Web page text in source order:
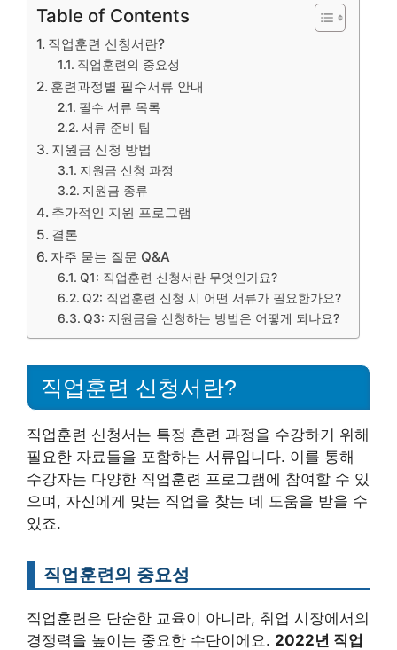
Table of Contents
직업훈련 신청서란?
직업훈련의 중요성
훈련과정별 필수서류 안내
필수 서류 목록
서류 준비 팁
지원금 신청 방법
지원금 신청 과정
지원금 종류
추가적인 지원 프로그램
결론
자주 묻는 질문 Q&A
Q1: 직업훈련 신청서란 무엇인가요?
Q2: 직업훈련 신청 시 어떤 서류가 필요한가요?
Q3: 지원금을 신청하는 방법은 어떻게 되나요?
직업훈련 신청서란?
직업훈련 신청서는 특정 훈련 과정을 수강하기 위해
필요한 자료들을 포함하는 서류입니다. 이를 통해
수강자는 다양한 직업훈련 프로그램에 참여할 수 있
으며, 자신에게 맞는 직업을 찾는 데 도움을 받을 수
있죠.
직업훈련의 중요성
직업훈련은 단순한 교육이 아니라, 취업 시장에서의
경쟁력을 높이는 중요한 수단이에요. 2022년 직업